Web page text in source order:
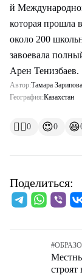
й
которая прошла
около 200
завоевала
Арен Тенизбаев.
Автор:Тамара Зарипова
География:Казахстан
👍🏻0 😍0 😆
Поделиться:
#